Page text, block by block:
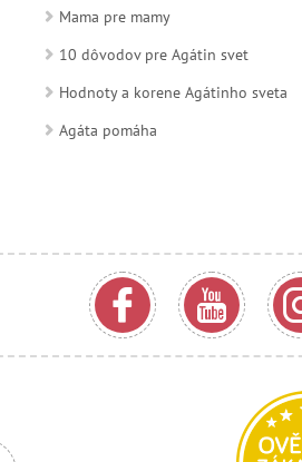
Mama pre mamy
10 dôvodov pre Agátin svet
Hodnoty a korene Agátinho sveta
Agáta pomáha